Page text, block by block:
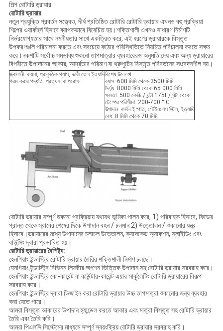
শিল্প রোটারি ড্রায়ার
রোটারি ড্রায়ার
নতুন প্রযুক্তি প্রবর্তন সত্ত্বেও, দীর্ঘ প্রতিষ্ঠিত রোটারি রোটারি ড্রায়ার এখনও বহু প্রক্রিয়া
শিল্পের ওয়ার্কহর্স হিসাবে ব্যাপকভাবে বিবেচিত হয়।শক্তিশালী এখনও সাধারণ নির্মাণটি
নির্ভরযোগ্যতার সাথে নমনীয়তার সাথে একত্রিত করে, এই ধরণের ড্রায়ারকে বিস্তৃত
উপকরণগুলি পরিচালনা করতে এবং সবচেয়ে কঠোর পরিস্থিতিতে নিয়মিত পরিচালনা করতে সক্ষম
করে।নকশাটি সর্বোচ্চ সম্ভাব্য শুকনো তাপমাত্রার ব্যবহারেরও অনুমতি দেয় এবং অন্য ড্রায়ারের
বিপরীতে উপাদানের আকার, আর্দ্রতার পরিমাণ বা থ্রুপুটের বিস্তৃত পরিবর্তনের সংবেদনশীল নয়।
জ্বালানী: কয়লা, প্রাকৃতিক গ্যাস, ভারী তেল ইত্যাদি
গরম করার পদ্ধতি: প্রত্যক্ষ বা পরোক্ষ
বিশেষ উল্লেখ
ব্যাস: 600 মিমি থেকে 3500 মিমি
দৈর্ঘ্য: 8000 মিমি থেকে 65 000 মিমি
ক্ষমতা: 500 কেজি / ঘন্টা 175t / ঘন্টা থেকে
টেম্পের পরিসীমা: 200-700 ° C
উপাদান: কার্বন ইস্পাত, স্টেইনলেস স্টিল, ইত্যাদি
বেধ: 8 মিমি থেকে 70 মিমি
রোটারি ড্রায়ার সম্পূর্ণ শুকনো প্রক্রিয়ায় যথাযথ ভূমিকা পালন করে, 1) পরিবাহক হিসাবে, ফিডের
প্রান্ত থেকে স্রাবের শেষের দিকে উপাদান বহন / চলমান 2) উত্তোলন / শুকানোর যন্ত্র
হিসাবে।ড্রায়ারের মধ্যে উপাদানের চলাচল উত্তোলন, ক্যাসকেড অ্যাকশন, স্লাইডিং এবং
বাউন্সিং দ্বারা প্রভাবিত হয়।
রোটারি ড্রায়ারের বৈশিষ্ট্য:
হেনগিয়াং ইন্ডাস্ট্রি রোটারি ড্রায়ার তৈরির শক্তিশালী নির্মাণ চলছে।
হেনগিয়াং ইন্ডাস্ট্রি বিভিন্ন লিফটার অপশন ভিত্তিক উপাদান সহ রোটারি ড্রায়ার সরবরাহ করে।
হেনগিয়াং ইন্ডাস্ট্রি কো-কারেন্ট বা কাউন্টার-কারেন্ট এয়ার সার্কুলেটিং রোটারি ড্রায়ারের বিকল্প
সরবরাহ করে।
হেনগিয়াং ইন্ডাস্ট্রি দ্বারা ডিজাইন করা রোটারি ড্রায়ার উচ্চ তাপমাত্রা শুকানোর জন্য ব্যবহার
করা যেতে পারে।
আমরা বিস্তৃত আকারের উপাদান হ্যান্ডেল করতে আকার এবং মাত্রা বিস্তৃত সহ রোটারি ড্রায়ার
তৈরি এবং তৈরি করি।
আমরা পিএলসি সিস্টেমের মাধ্যমে সম্পূর্ণ স্বয়ংক্রিয় রোটারি ড্রায়ার সরবরাহ করি।